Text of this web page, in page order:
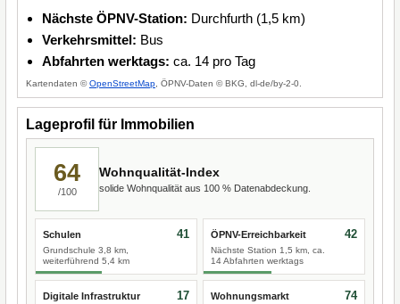
Nächste ÖPNV-Station: Durchfurth (1,5 km)
Verkehrsmittel: Bus
Abfahrten werktags: ca. 14 pro Tag
Kartendaten ©OpenStreetMap , ÖPNV-Daten © BKG, dl-de/by-2-0.
Lageprofil für Immobilien
64
/100
Wohnqualität-Index
solide Wohnqualität aus 100 % Datenabdeckung.
Schulen
Grundschule 3,8 km,
weiterführend 5,4 km
41 ÖPNV-Erreichbarkeit
Nächste Station 1,5 km, ca.
14 Abfahrten werktags
42
Digitale Infrastruktur 17 Wohnungsmarkt 74